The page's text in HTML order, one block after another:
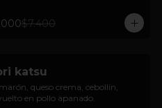
$7.400
katsu
queso crema, cebollín,
en pollo apanado.